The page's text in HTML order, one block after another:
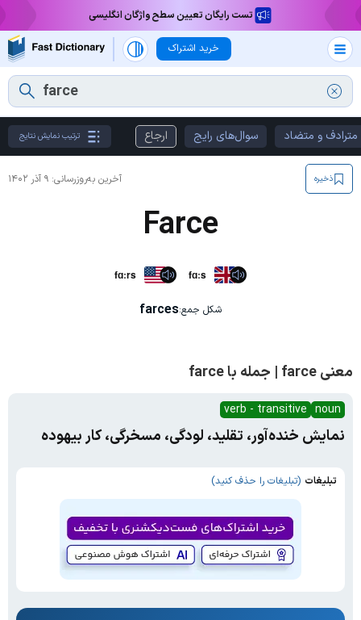
تست رایگان تعیین سطح واژگان انگلیسی
خرید اشتراک
مترادف و متضاد سوال‌های رایج ارجاع ترتیب نمایش نتایج
آخرین به‌روزرسانی: ۹ آذر ۱۴۰۲ ذخیره
Farce
fɑːrs fɑːs
شکل جمع:farces
معنی farce | جمله با farce
noun
verb - transitive
نمایش خنده‌آور، تقلید، لودگی، مسخرگی، کار بیهوده
تبلیغات (تبلیغات را حذف کنید)